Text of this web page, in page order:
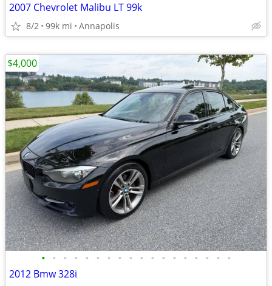
2007 Chevrolet Malibu LT 99k
8/2 99k mi Annapolis
• • • • • • • • • • • • • • • • • •
2012 Bmw 328i
$4,000